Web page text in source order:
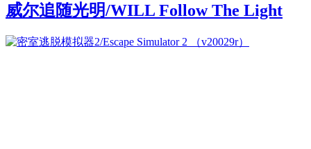
威尔追随光明/WILL Follow The Light